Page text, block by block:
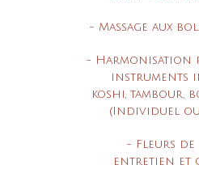
- Massage aux
- Harmonisation
instruments
koshi, tambour,
(Individuel
- Fleurs de
entretien et